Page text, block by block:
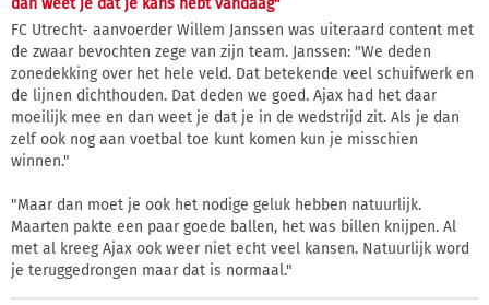
dan weet je dat je kans hebt vandaag"
FC Utrecht- aanvoerder Willem Janssen was uiteraard content met
de zwaar bevochten zege van zijn team. Janssen: "We deden
zonedekking over het hele veld. Dat betekende veel schuifwerk en
de lijnen dichthouden. Dat deden we goed. Ajax had het daar
moeilijk mee en dan weet je dat je in de wedstrijd zit. Als je dan
zelf ook nog aan voetbal toe kunt komen kun je misschien
winnen."
"Maar dan moet je ook het nodige geluk hebben natuurlijk.
Maarten pakte een paar goede ballen, het was billen knijpen. Al
met al kreeg Ajax ook weer niet echt veel kansen. Natuurlijk word
je teruggedrongen maar dat is normaal."